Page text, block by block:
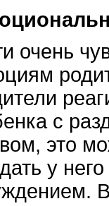
очень
с
это
у